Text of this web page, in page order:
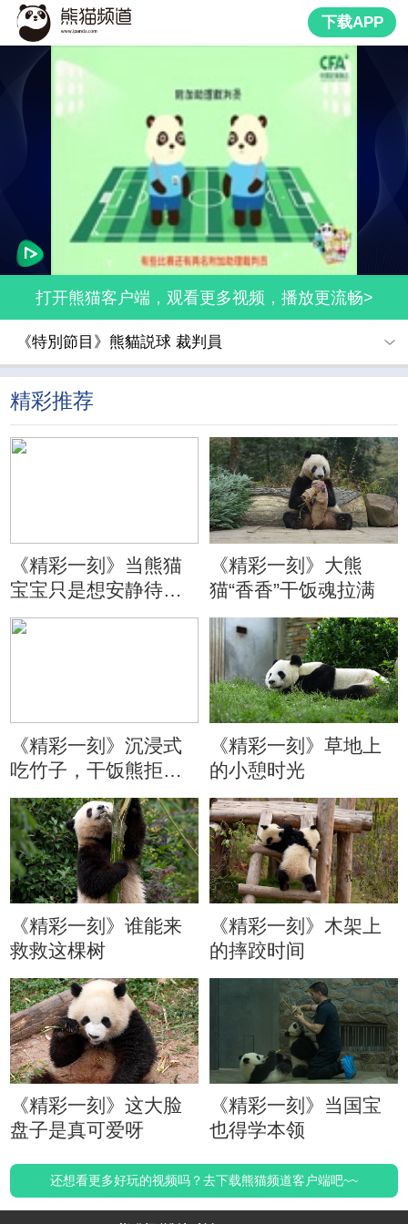
下载APP
打开熊猫客户端，观看更多视频，播放更流畅>
《特別節目》熊貓説球 裁判員
精彩推荐
《精彩一刻》当熊猫
宝宝只是想安静待会
儿
《精彩一刻》大熊
猫“香香”干饭魂拉满
《精彩一刻》沉浸式
吃竹子，干饭熊拒绝
分心
《精彩一刻》草地上
的小憩时光
《精彩一刻》谁能来
救救这棵树
《精彩一刻》木架上
的摔跤时间
《精彩一刻》这大脸
盘子是真可爱呀
《精彩一刻》当国宝
也得学本领
还想看更多好玩的视频吗？去下载熊猫频道客户端吧~~